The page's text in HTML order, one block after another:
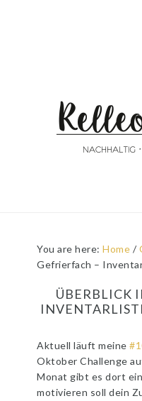
You are here:Home /
Gefrierfach –
ÜBERBLICK
Aktuell läuft meine
Oktober Challenge
Monat gibt es dort
motivieren soll dein